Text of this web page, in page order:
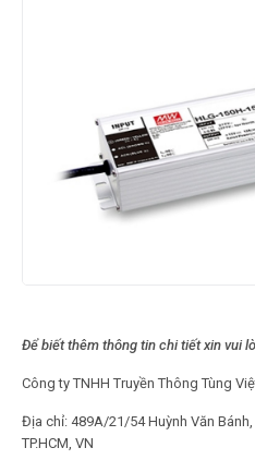
Để biết thêm thông tin chi tiết xin vui
Công ty TNHH Truyền Thông Tùng
Địa chỉ: 489A/21/54 Huỳnh Văn Bánh,
TP.HCM, VN